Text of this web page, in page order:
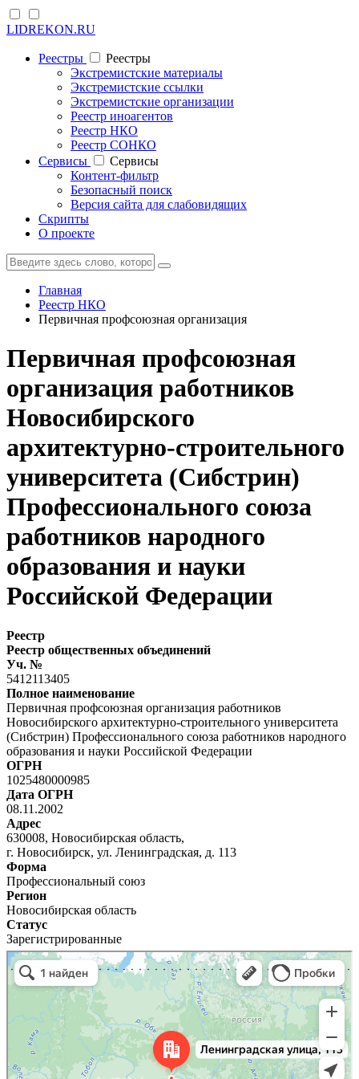
LIDREKON.RU
Реестры
Реестры
Экстремистские материалы
Экстремистские ссылки
Экстремистские организации
Реестр иноагентов
Реестр НКО
Реестр СОНКО
Cервисы
Cервисы
Контент-фильтр
Безопасный поиск
Версия сайта для слабовидящих
Скрипты
О проекте
Главная
Реестр НКО
Первичная профсоюзная организация
Первичная профсоюзная
организация работников
Новосибирского
архитектурно-строительного
университета (Сибстрин)
Профессионального союза
работников народного
образования и науки
Российской Федерации
Реестр
Реестр общественных объединений
Уч. №
5412113405
Полное наименование
Первичная профсоюзная организация работников
Новосибирского архитектурно-строительного университета
(Сибстрин) Профессионального союза работников народного
образования и науки Российской Федерации
ОГРН
1025480000985
Дата ОГРН
08.11.2002
Адрес
630008, Новосибирская область,
г. Новосибирск, ул. Ленинградская, д. 113
Форма
Профессиональный союз
Регион
Новосибирская область
Статус
Зарегистрированные